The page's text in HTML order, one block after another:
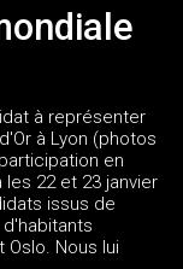
à représenter
à Lyon (photos
en
22 et 23 janvier
issus de
Oslo. Nous lui